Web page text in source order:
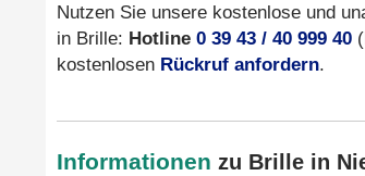
Nutzen Sie unsere kostenlose und
in Brille: Hotline 0 39 43 / 40 999 40
kostenlosen Rückruf anfordern.
Informationen zu Brille in